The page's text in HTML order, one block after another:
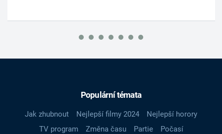
Populární témata
Jak zhubnout Nejlepší filmy 2024
Nejlepší horory
TV program
Změna času Partie
Počasí